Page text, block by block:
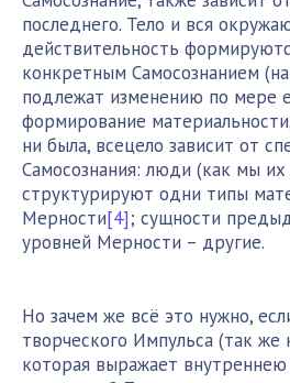
последнего. Тело и вся
действительность
конкретным Самосознанием
подлежат изменению по мере
формирование
ни была, всецело зависит от
Самосознания: люди (как мы
структурируют одни типы
Мерности[4]; сущности
уровней Мерности – другие.
Но зачем же всё это нужно,
творческого Импульса (так
которая выражает